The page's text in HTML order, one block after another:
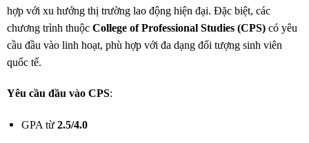
hợp với xu hướng thị trường lao động hiện đại. Đặc biệt, các
chương trình thuộc College of Professional Studies (CPS) có yêu
cầu đầu vào linh hoạt, phù hợp với đa dạng đối tượng sinh viên
quốc tế.
Yêu cầu đầu vào CPS:
GPA từ 2.5/4.0